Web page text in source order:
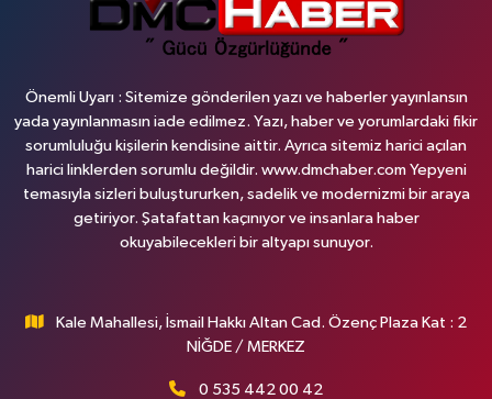
Önemli Uyarı : Sitemize gönderilen yazı ve haberler yayınlansın
yada yayınlanmasın iade edilmez. Yazı, haber ve yorumlardaki fikir
sorumluluğu kişilerin kendisine aittir. Ayrıca sitemiz harici açılan
harici linklerden sorumlu değildir. www.dmchaber.com Yepyeni
temasıyla sizleri buluştururken, sadelik ve modernizmi bir araya
getiriyor. Şatafattan kaçınıyor ve insanlara haber
okuyabilecekleri bir altyapı sunuyor.
Kale Mahallesi, İsmail Hakkı Altan Cad. Özenç Plaza Kat : 2
NİĞDE / MERKEZ
0 535 442 00 42